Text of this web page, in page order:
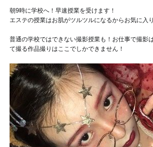
朝9時に学校へ！早速授業を受けます！
エステの授業はお肌がツルツルになるからお気に入
普通の学校ではできない撮影授業も！お仕事で撮影
て撮る作品撮りはここでしかできません！